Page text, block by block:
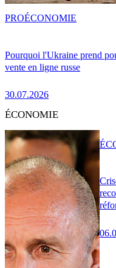
Pourquoi l'Ukraine prend
vente en ligne russe
30.07.2026
PROÉCONOMIE
ÉCONOMIE